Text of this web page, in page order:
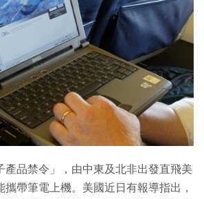
產品禁令」，由中東及北非出發直飛美
攜帶筆電上機。美國近日有報導指出，